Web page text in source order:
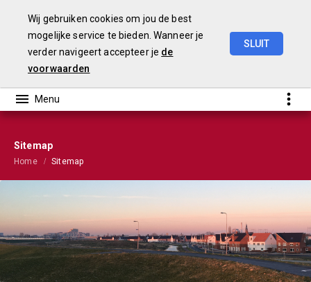
Wij gebruiken cookies om jou de best
mogelijke service te bieden. Wanneer je
verder navigeert accepteer je de
voorwaarden
SLUIT
Sitemap
Home Sitemap